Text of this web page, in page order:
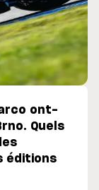
ont-
Quels
éditions